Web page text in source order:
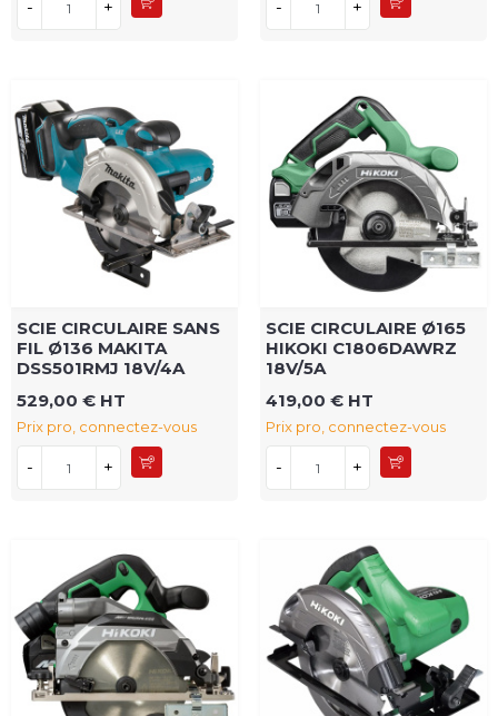
- + - +
SCIE CIRCULAIRE SANS
FIL Ø136 MAKITA
DSS501RMJ 18V/4A
529,00 € HT
Prix pro, connectez-vous
- +
SCIE CIRCULAIRE Ø165
HIKOKI C1806DAWRZ
18V/5A
419,00 € HT
Prix pro, connectez-vous
- +